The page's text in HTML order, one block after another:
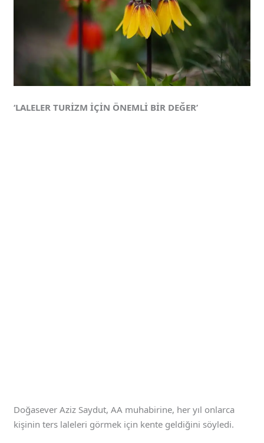
‘LALELER TURİZM İÇİN ÖNEMLİ BİR DEĞER’
Doğasever Aziz Saydut, AA muhabirine, her yıl onlarca
kişinin ters laleleri görmek için kente geldiğini söyledi.